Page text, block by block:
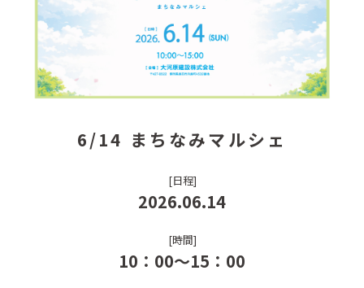
6/14 まちなみマルシェ
[日程]
2026.06.14
[時間]
10：00～15：00